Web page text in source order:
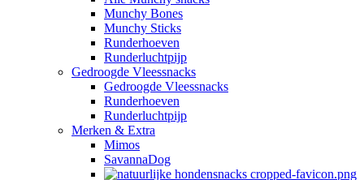
Munchy Bones
Munchy Sticks
Runderhoeven
Runderluchtpijp
Gedroogde Vleessnacks
Gedroogde Vleessnacks
Runderhoeven
Runderluchtpijp
Merken & Extra
Mimos
SavannaDog